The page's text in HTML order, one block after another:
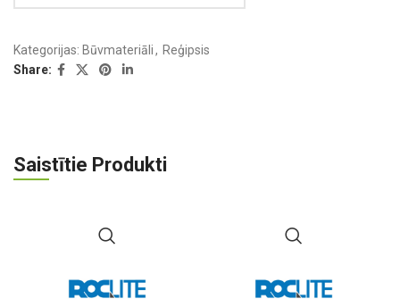
Kategorijas: Būvmateriāli, Reģipsis
Share:
Saistītie Produkti